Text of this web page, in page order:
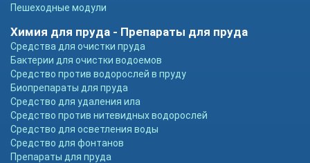
Пешеходные модули
Химия для пруда - Препараты для пруда
Средства для очистки пруда
Бактерии для очистки водоемов
Средство против водорослей в пруду
Биопрепараты для пруда
Средство для удаления ила
Средство против нитевидных водорослей
Средство для осветления воды
Средство для фонтанов
Препараты для пруда